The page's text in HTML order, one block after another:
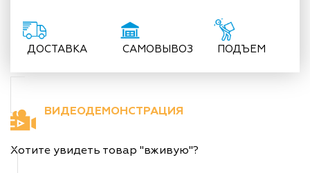
ДОСТАВКА САМОВЫВОЗ ПОДЪЕМ
ВИДЕОДЕМОНСТРАЦИЯ
Хотите увидеть товар "вживую"?